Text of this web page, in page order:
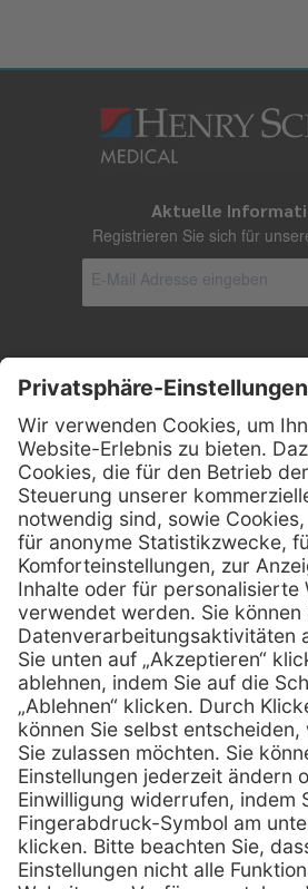
Aktuelle
Registrieren Sie sich für
Kontakt
Firmensitz
Henry Schein Medical
Alt-Moabit 96 b
D-10559 Berlin
Telefon: 0800 - 888
Telefax: 0800 - 888
E-Mail: info @
Services
Fernwartung
Vorteile
Eigenmarke
Leasing
Techn. Service
Kataloge